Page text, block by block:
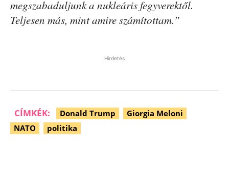
megszabaduljunk a nukleáris fegyverektől.
Teljesen más, mint amire számítottam.”
Hirdetés
CÍMKÉK: Donald Trump
Giorgia Meloni
NATO
politika